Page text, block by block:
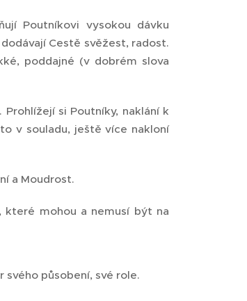
Poutníkovi vysokou dávku
Cestě svěžest, radost.
poddajné (v dobrém slova
si Poutníky, naklání k
v souladu, ještě více nakloní
a Moudrost.
které mohou a nemusí být na
působení, své role.